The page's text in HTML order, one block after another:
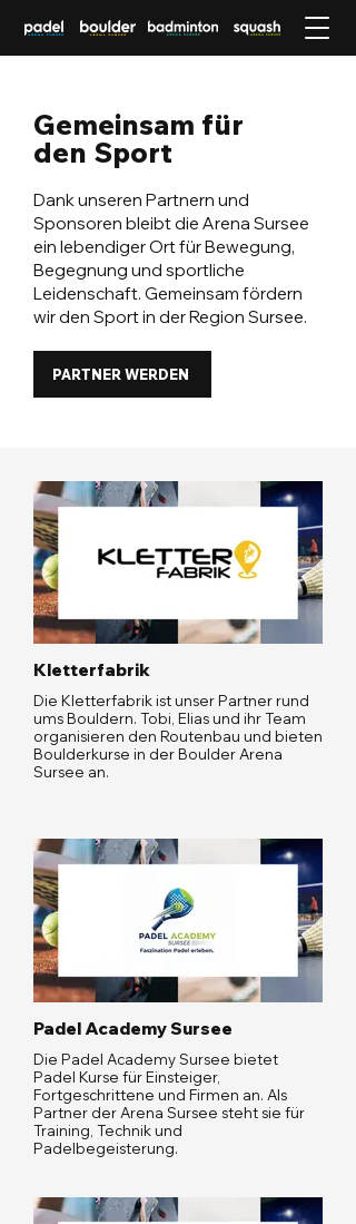
Gemeinsam für
den Sport
Dank unseren Partnern und
Sponsoren bleibt die Arena Sursee
ein lebendiger Ort für Bewegung,
Begegnung und sportliche
Leidenschaft. Gemeinsam fördern
wir den Sport in der Region Sursee.
PARTNER WERDEN
Kletterfabrik
Die Kletterfabrik ist unser Partner rund
ums Bouldern. Tobi, Elias und ihr Team
organisieren den Routenbau und bieten
Boulderkurse in der Boulder Arena
Sursee an.
Padel Academy Sursee
Die Padel Academy Sursee bietet
Padel Kurse für Einsteiger,
Fortgeschrittene und Firmen an. Als
Partner der Arena Sursee steht sie für
Training, Technik und
Padelbegeisterung.